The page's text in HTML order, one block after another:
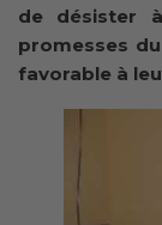
de désister
promesses
favorable à